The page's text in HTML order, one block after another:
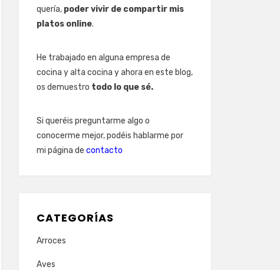
quería, poder vivir de compartir mis
platos online.
He trabajado en alguna empresa de
cocina y alta cocina y ahora en este blog,
os demuestro todo lo que sé.
Si queréis preguntarme algo o
conocerme mejor, podéis hablarme por
mi página de contacto
CATEGORÍAS
Arroces
Aves